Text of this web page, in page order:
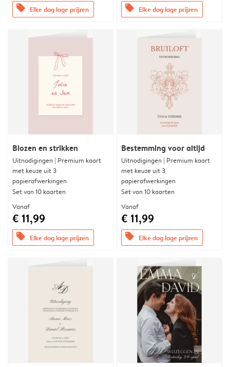
offers Elke dag lage prijzen offers Elke dag lage prijzen
Blozen en strikken
Uitnodigingen | Premium kaart
met keuze uit 3
papierafwerkingen
Set van 10 kaarten
Vanaf
€ 11,99
offers Elke dag lage prijzen
Bestemming voor altijd
Uitnodigingen | Premium kaart
met keuze uit 3
papierafwerkingen
Set van 10 kaarten
Vanaf
€ 11,99
offers Elke dag lage prijzen